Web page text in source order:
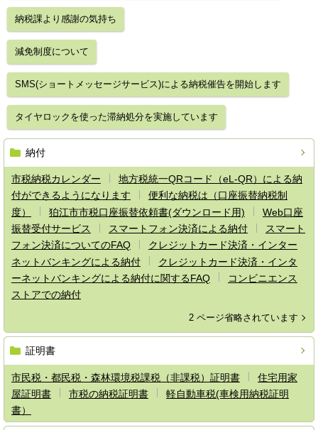
納税課より感謝の気持ち
減免制度について
SMS(ショートメッセージサービス)による納税催告を開始します
タイヤロックを使った滞納処分を実施しています
納付
市税納税カレンダー
地方税統一QRコード（eL-QR）による納
付ができるようになります
便利な納税は（口座振替納税制
度）
狛江市市税口座振替依頼書(ダウンロード用)
Web口座
振替受付サービス
スマートフォン決済による納付
スマート
フォン決済についてのFAQ
クレジットカード決済・インター
ネットバンキングによる納付
クレジットカード決済・インタ
ーネットバンキングによる納付に関するFAQ
コンビニエンス
ストアでの納付
2 ページ省略されています
証明書
市民税・都民税・森林環境税課税（非課税）証明書
住宅用家
屋証明書
市税の納税証明書
軽自動車税(車検用納税証明
書）